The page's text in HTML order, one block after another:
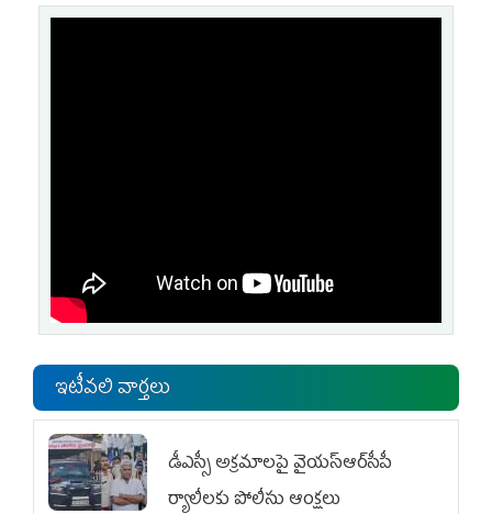
ఇటీవలి వార్తలు
డీఎస్సీ అక్రమాలపై వైయ‌స్ఆర్‌సీపీ
ర్యాలీలకు పోలీసు ఆంక్షలు